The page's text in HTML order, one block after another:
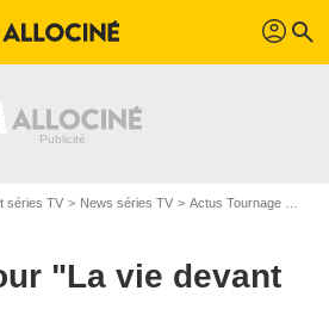
profil search
séries TV News séries TV Actus Tournage Séries TV
"La vie devant